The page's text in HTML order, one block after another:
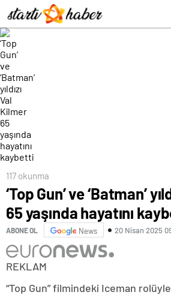
117 okunma
‘Top Gun’ ve ‘Batman’
65 yaşında hayatını
ABONE OL News 20 Nisan 2025
REKLAM
“Top Gun” filmindeki Iceman